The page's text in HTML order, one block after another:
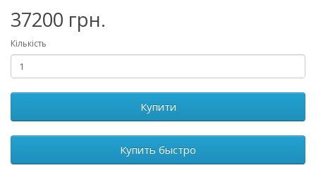
37200 грн.
Кількість
Купити
Купить быстро